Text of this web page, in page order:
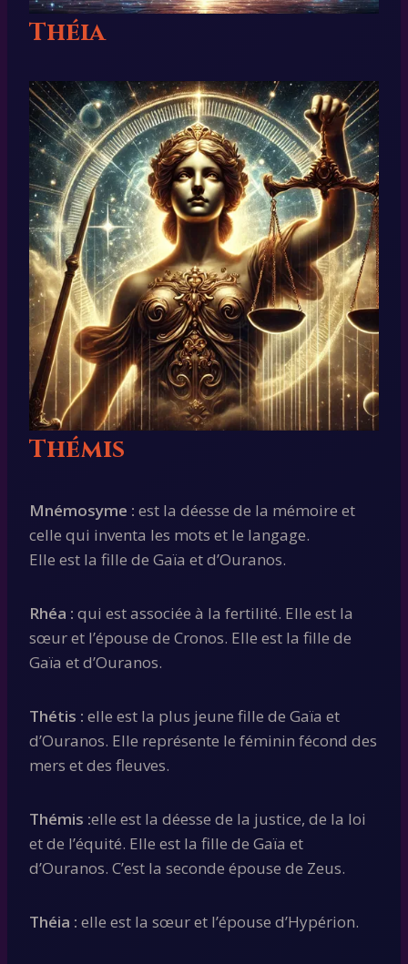
Théia
Thémis
Mnémosyme : est la déesse de la mémoire et
celle qui inventa les mots et le langage.
Elle est la fille de Gaïa et d’Ouranos.
Rhéa : qui est associée à la fertilité. Elle est la
sœur et l’épouse de Cronos. Elle est la fille de
Gaïa et d’Ouranos.
Thétis : elle est la plus jeune fille de Gaïa et
d’Ouranos. Elle représente le féminin fécond des
mers et des fleuves.
Thémis :elle est la déesse de la justice, de la loi
et de l’équité. Elle est la fille de Gaïa et
d’Ouranos. C’est la seconde épouse de Zeus.
Théia : elle est la sœur et l’épouse d’Hypérion.